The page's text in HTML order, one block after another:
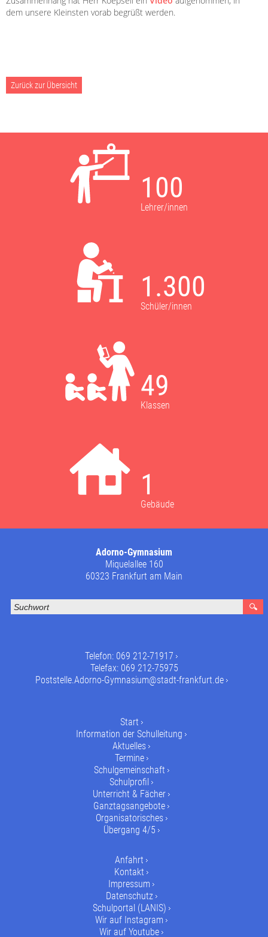
dem unsere Kleinsten vorab begrüßt werden.
Zurück zur Übersicht
100
Lehrer/innen
1.300
Schüler/innen
49
Klassen
1
Gebäude
Adorno-Gymnasium
Miquelallee 160
60323 Frankfurt am Main
Telefon: 069 212-71917
Telefax: 069 212-75975
Poststelle.Adorno-Gymnasium@stadt-frankfurt.de
Start
Information der Schulleitung
Aktuelles
Termine
Schulgemeinschaft
Schulprofil
Unterricht & Fächer
Ganztagsangebote
Organisatorisches
Übergang 4/5
Anfahrt
Kontakt
Impressum
Datenschutz
Schulportal (LANIS)
Wir auf Instagram
Wir auf Youtube